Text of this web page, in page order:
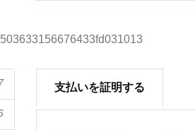
支払いを証明する